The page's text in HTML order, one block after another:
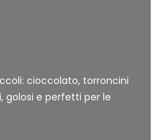
cioccolato, torroncini
golosi e perfetti per le